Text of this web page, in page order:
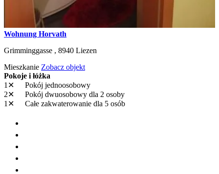
Wohnung Horvath
Grimminggasse , 8940 Liezen
Mieszkanie Zobacz objekt
Pokoje i łóżka
1✕
Pokój jednoosobowy
2✕
Pokój dwuosobowy dla 2 osoby
1✕
Całe zakwaterowanie dla 5 osób